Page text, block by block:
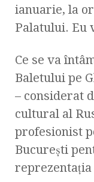
ianuarie, la
Palatului. Eu
Ce se va
Baletului pe
– considerat
cultural al
profesionist
Bucureşti
reprezentaţia